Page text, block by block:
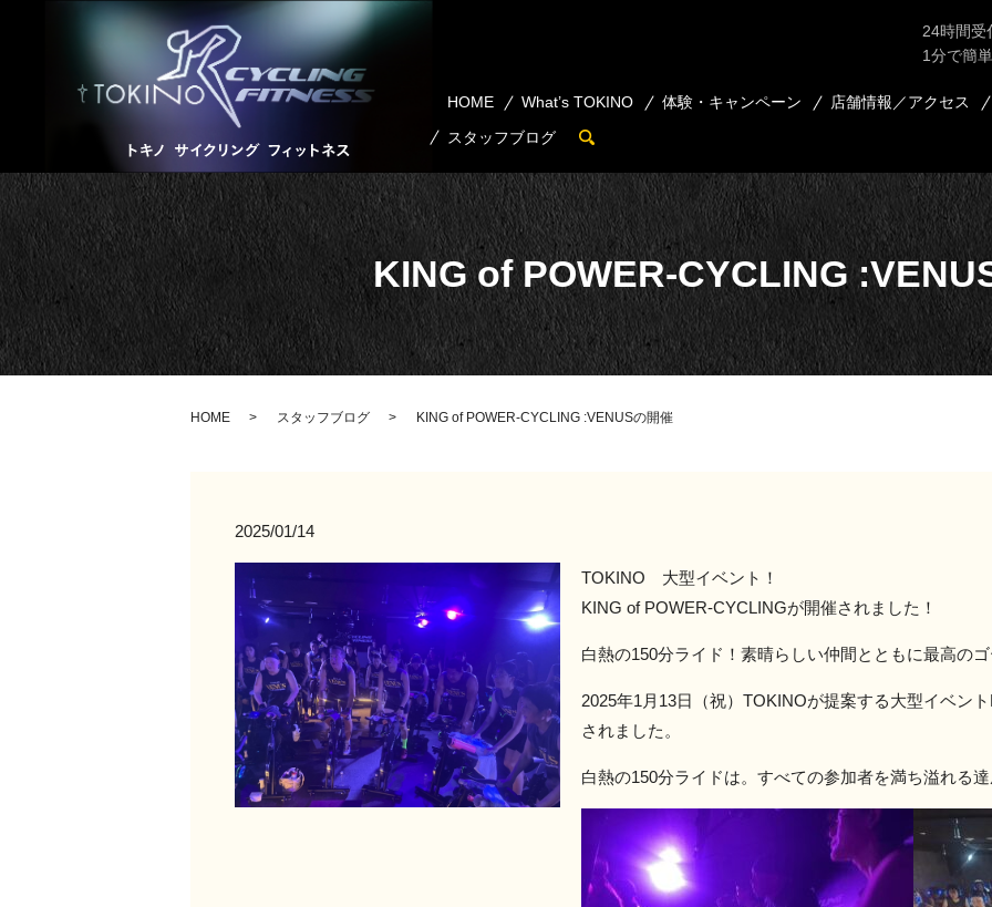
HOME What’s TOKINO 体験・キャンペーン
店舗情報／アクセス
スタッフブログ
search
24時間受
1分で簡
KING of POWER-CYCLING
HOME スタッフブログ KING of POWER-CYCLING :VENUSの開催
2025/01/14
TOKINO 大型イベント！
KING of POWER-CYCLINGが開催されました！
白熱の150分ライド！素晴らしい仲間とともに最高
2025年1月13日（祝）TOKINOが提案する大型イベン
されました。
白熱の150分ライドは。すべての参加者を満ち溢れる